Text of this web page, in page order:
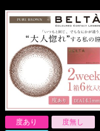
度あり
度無し